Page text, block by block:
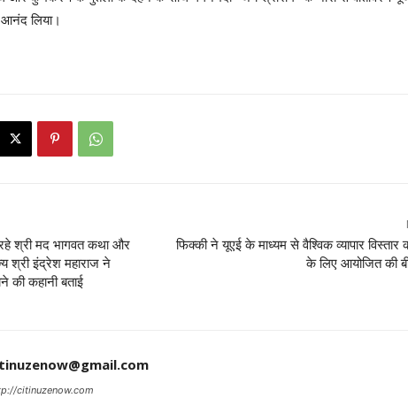
लिया।
श्री मद भागवत कथा और
श्री इंद्रेश महाराज ने
की कहानी बताई
फिक्की ने यूएई के माध्यम से वैश्विक व्यापार विस्तार
के लिए आयोजित की
citinuzenow.com